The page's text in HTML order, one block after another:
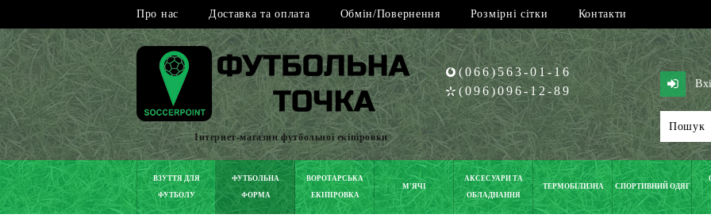
Про нас Доставка та оплата Обмін/Повернення Розмірні сітки Контакти
Інтернет-магазин футбольної екіпіровки
(066)563-01-16
(096)096-12-89
ВЗУТТЯ ДЛЯ
ФУТБОЛУ
ФУТБОЛЬНА
ФОРМА
ВОРОТАРСЬКА
ЕКІПІРОВКА
М'ЯЧІ
АКСЕСУАРИ ТА
ОБЛАДНАННЯ
ТЕРМОБІЛИЗНА СПОРТИВНИЙ ОДЯГ